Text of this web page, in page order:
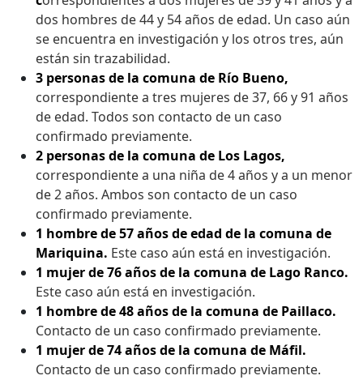
dos hombres de 44 y 54 años de edad. Un caso aún
se encuentra en investigación y los otros tres, aún
están sin trazabilidad.
3 personas de la comuna de Río Bueno,
correspondiente a tres mujeres de 37, 66 y 91 años
de edad. Todos son contacto de un caso
confirmado previamente.
2 personas de la comuna de Los Lagos,
correspondiente a una niña de 4 años y a un menor
de 2 años. Ambos son contacto de un caso
confirmado previamente.
1 hombre de 57 años de edad de la comuna de
Mariquina. Este caso aún está en investigación.
1 mujer de 76 años de la comuna de Lago Ranco.
Este caso aún está en investigación.
1 hombre de 48 años de la comuna de Paillaco.
Contacto de un caso confirmado previamente.
1 mujer de 74 años de la comuna de Máfil.
Contacto de un caso confirmado previamente.